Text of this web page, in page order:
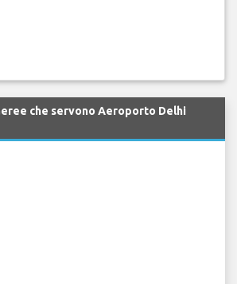
che servono Aeroporto Delhi